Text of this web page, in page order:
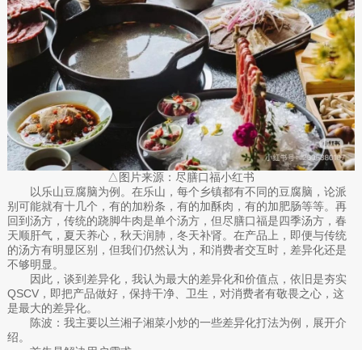
△图片来源：尽膳口福小红书
以乐山豆腐脑为例。在乐山，每个乡镇都有不同的豆腐脑，论派
别可能就有十几个，有的加粉条，有的加酥肉，有的加肥肠等等。再
回到汤方，传统的跷脚牛肉是单个汤方，但尽膳口福是四季汤方，春
天顺肝气，夏天养心，秋天润肺，冬天补肾。在产品上，即便与传统
的汤方有明显区别，但我们仍然认为，和消费者交互时，差异化还是
不够明显。
因此，谈到差异化，我认为最大的差异化和价值点，依旧是夯实
QSCV，即把产品做好，保持干净、卫生，对消费者有敬畏之心，这
是最大的差异化。
陈波：我主要以兰湘子湘菜小炒的一些差异化打法为例，展开介
绍。